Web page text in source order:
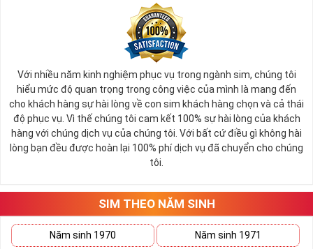
Với nhiều năm kinh nghiệm phục vụ trong ngành sim, chúng tôi
hiểu mức độ quan trọng trong công việc của mình là mang đến
cho khách hàng sự hài lòng về con sim khách hàng chọn và cả thái
độ phục vụ. Vì thế chúng tôi cam kết 100% sự hài lòng của khách
hàng với chúng dịch vụ của chúng tôi. Với bất cứ điều gì không hài
lòng bạn đều được hoàn lại 100% phí dịch vụ đã chuyển cho chúng
tôi.
SIM THEO NĂM SINH
Năm sinh 1970 Năm sinh 1971